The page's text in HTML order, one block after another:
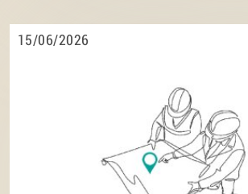
15/06/2026